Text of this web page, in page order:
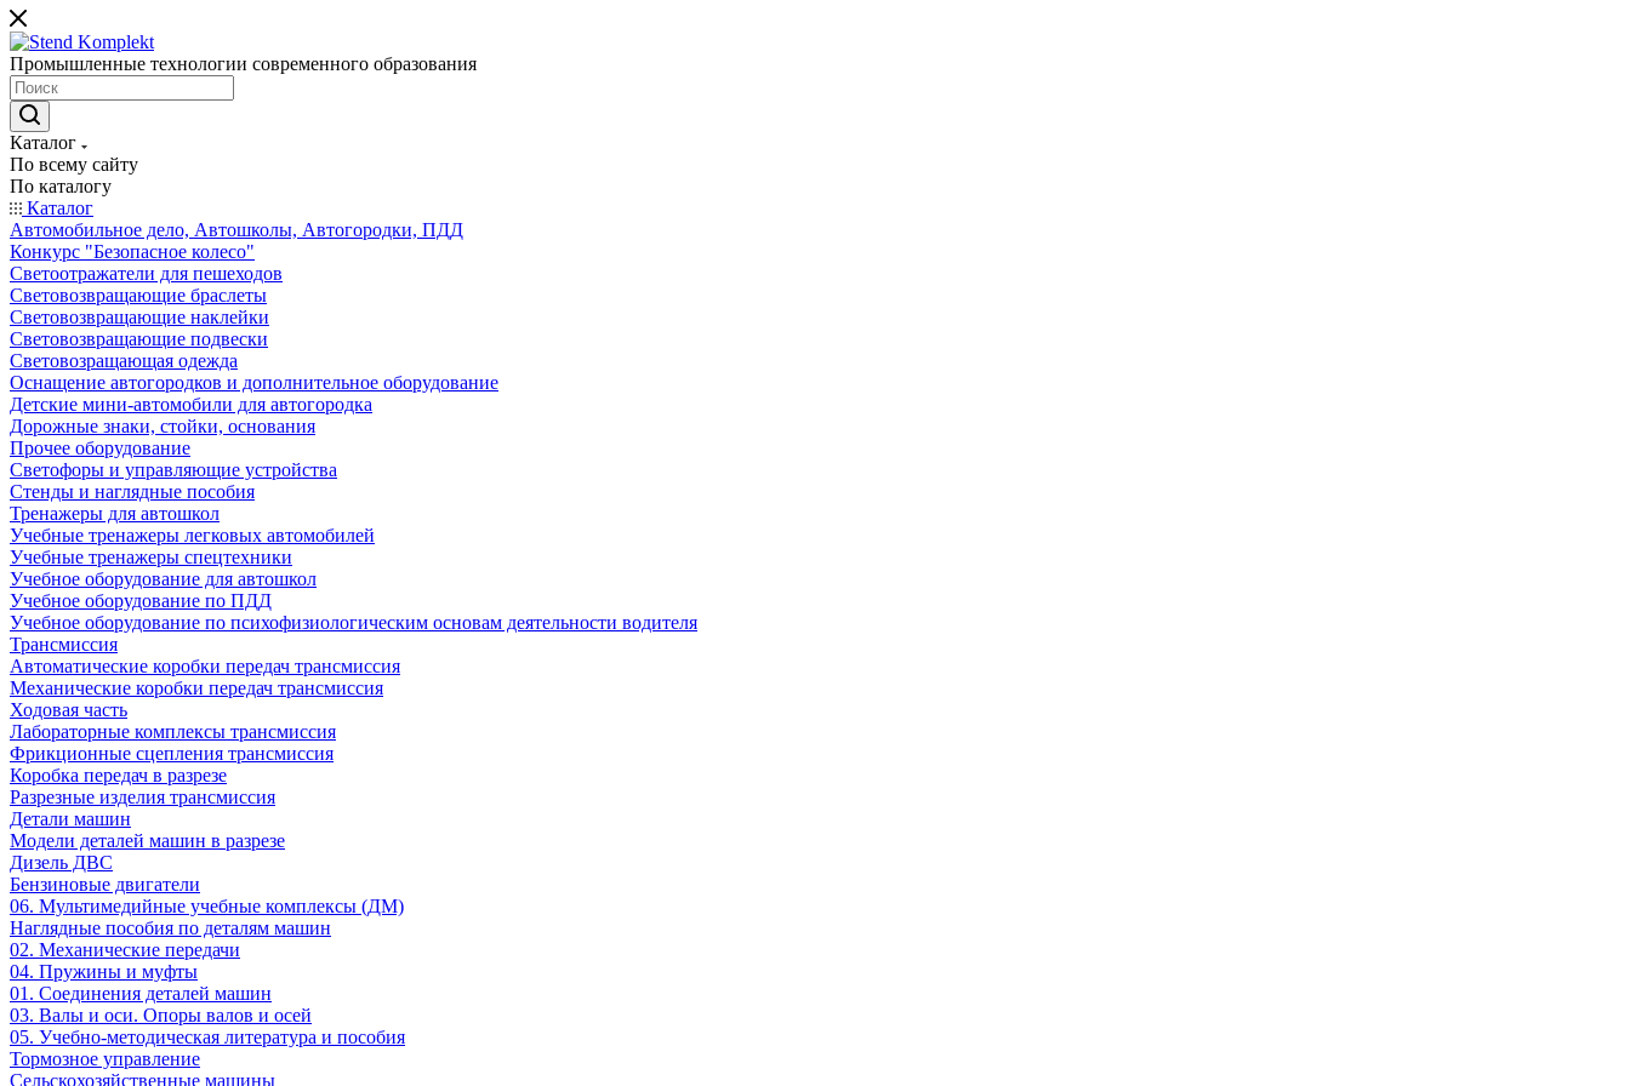
Промышленные технологии современного образования
Каталог
По всему сайту
По каталогу
Каталог
Автомобильное дело, Автошколы, Автогородки, ПДД
Конкурс "Безопасное колесо"
Светоотражатели для пешеходов
Световозвращающие браслеты
Световозвращающие наклейки
Световозвращающие подвески
Световозращающая одежда
Оснащение автогородков и дополнительное оборудование
Детские мини-автомобили для автогородка
Дорожные знаки, стойки, основания
Прочее оборудование
Светофоры и управляющие устройства
Стенды и наглядные пособия
Тренажеры для автошкол
Учебные тренажеры легковых автомобилей
Учебные тренажеры спецтехники
Учебное оборудование для автошкол
Учебное оборудование по ПДД
Учебное оборудование по психофизиологическим основам деятельности водителя
Трансмиссия
Автоматические коробки передач трансмиссия
Механические коробки передач трансмиссия
Ходовая часть
Лабораторные комплексы трансмиссия
Фрикционные сцепления трансмиссия
Коробка передач в разрезе
Разрезные изделия трансмиссия
Детали машин
Модели деталей машин в разрезе
Дизель ДВС
Бензиновые двигатели
06. Мультимедийные учебные комплексы (ДМ)
Наглядные пособия по деталям машин
02. Механические передачи
04. Пружины и муфты
01. Соединения деталей машин
03. Валы и оси. Опоры валов и осей
05. Учебно-методическая литература и пособия
Тормозное управление
Сельскохозяйственные машины